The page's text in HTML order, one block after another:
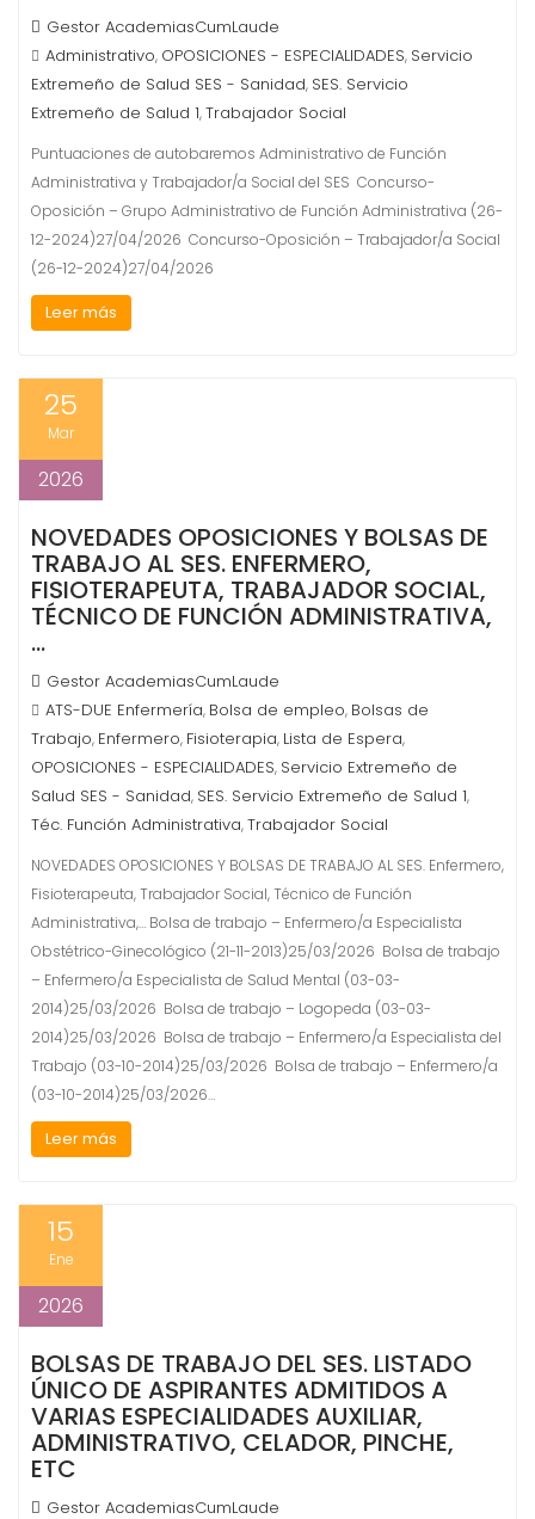
Gestor AcademiasCumLaude
Administrativo, OPOSICIONES - ESPECIALIDADES, Servicio
Extremeño de Salud SES - Sanidad, SES. Servicio
Extremeño de Salud 1,Trabajador Social
Puntuaciones de autobaremos Administrativo de Función
Administrativa y Trabajador/a Social del SES Concurso-
Oposición – Grupo Administrativo de Función Administrativa (26-
12-2024)27/04/2026 Concurso-Oposición – Trabajador/a Social
(26-12-2024)27/04/2026
Leer más
25
Mar
2026
NOVEDADES OPOSICIONES Y BOLSAS DE
TRABAJO AL SES. ENFERMERO,
FISIOTERAPEUTA, TRABAJADOR SOCIAL,
TÉCNICO DE FUNCIÓN ADMINISTRATIVA,
…
Gestor AcademiasCumLaude
ATS-DUE Enfermería, Bolsa de empleo, Bolsas de
Trabajo, Enfermero, Fisioterapia, Lista de Espera,
OPOSICIONES - ESPECIALIDADES, Servicio Extremeño de
Salud SES - Sanidad, SES. Servicio Extremeño de Salud 1,
Téc. Función Administrativa,Trabajador Social
NOVEDADES OPOSICIONES Y BOLSAS DE TRABAJO AL SES. Enfermero,
Fisioterapeuta, Trabajador Social, Técnico de Función
Administrativa,… Bolsa de trabajo – Enfermero/a Especialista
Obstétrico-Ginecológico (21-11-2013)25/03/2026 Bolsa de trabajo
– Enfermero/a Especialista de Salud Mental (03-03-
2014)25/03/2026 Bolsa de trabajo – Logopeda (03-03-
2014)25/03/2026 Bolsa de trabajo – Enfermero/a Especialista del
Trabajo (03-10-2014)25/03/2026 Bolsa de trabajo – Enfermero/a
(03-10-2014)25/03/2026…
Leer más
15
Ene
2026
BOLSAS DE TRABAJO DEL SES. LISTADO
ÚNICO DE ASPIRANTES ADMITIDOS A
VARIAS ESPECIALIDADES AUXILIAR,
ADMINISTRATIVO, CELADOR, PINCHE,
ETC
Gestor AcademiasCumLaude